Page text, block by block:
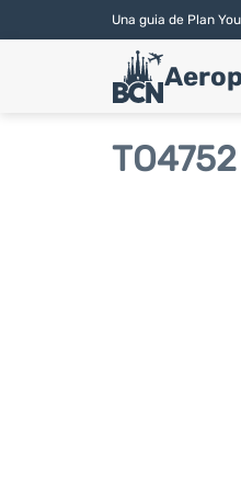
Una guia de Plan